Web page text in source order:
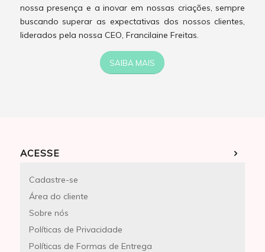
nossa presença e a inovar em nossas criações, sempre
buscando superar as expectativas dos nossos clientes,
liderados pela nossa CEO, Francilaine Freitas.
SAIBA MAIS
ACESSE
Cadastre-se
Área do cliente
Sobre nós
Políticas de Privacidade
Políticas de Formas de Entrega